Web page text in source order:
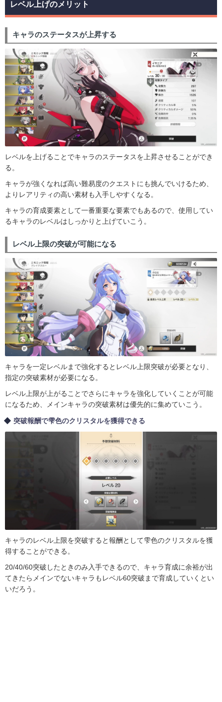
レベル上げのメリット
キャラのステータスが上昇する
レベルを上げることでキャラのステータスを上昇させることができ
る。
キャラが強くなれば高い難易度のクエストにも挑んでいけるため、
よりレアリティの高い素材も入手しやすくなる。
キャラの育成要素として一番重要な要素でもあるので、使用してい
るキャラのレベルはしっかりと上げていこう。
レベル上限の突破が可能になる
キャラを一定レベルまで強化するとレベル上限突破が必要となり、
指定の突破素材が必要になる。
レベル上限が上がることでさらにキャラを強化していくことが可能
になるため、メインキャラの突破素材は優先的に集めていこう。
突破報酬で雫色のクリスタルを獲得できる
キャラのレベル上限を突破すると報酬として雫色のクリスタルを獲
得することができる。
20/40/60突破したときのみ入手できるので、キャラ育成に余裕が出
てきたらメインでないキャラもレベル60突破まで育成していくとい
いだろう。